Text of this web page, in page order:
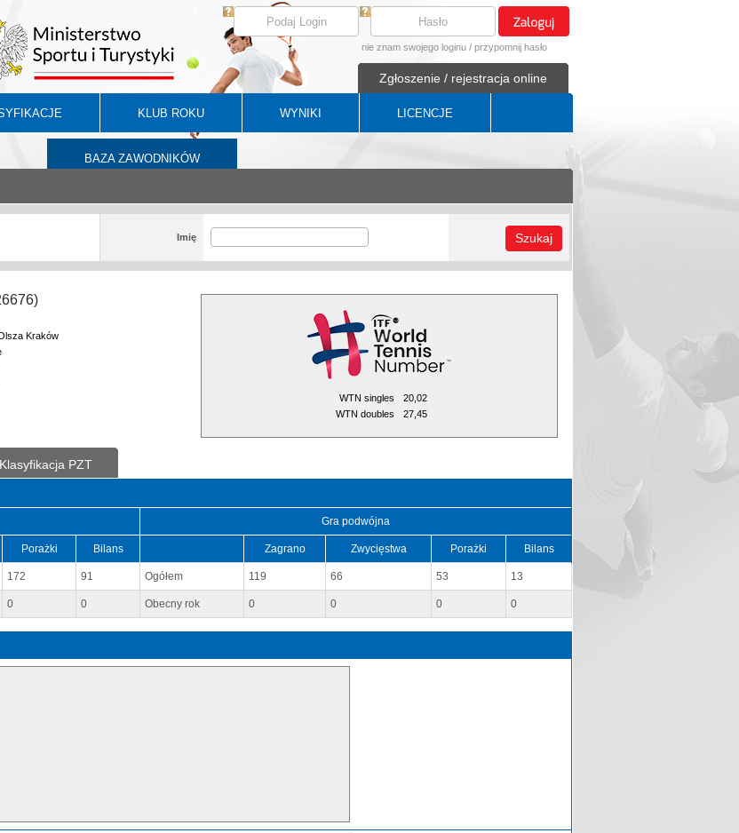
nie znam swojego loginu / przypomnij hasło
Zgłoszenie / rejestracja online
KLUB ROKU WYNIKI LICENCJE
BAZA ZAWODNIKÓW
Imię Szukaj
Kraków
WTN singles
20,02
WTN doubles
27,45
Klasyfikacja PZT
Gra podwójna
Porażki Bilans Zagrano Zwycięstwa Porażki Bilans
172 91 Ogółem 119 66 53 13
0 0 Obecny rok 0 0 0 0